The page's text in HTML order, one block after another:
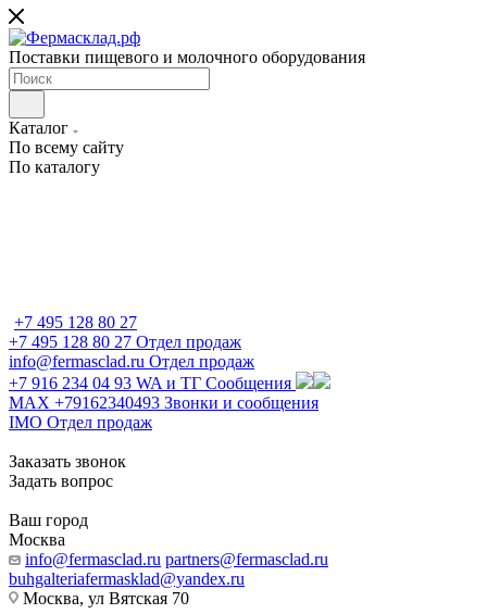
Поставки пищевого и молочного оборудования
Каталог
По всему сайту
По каталогу
+7 495 128 80 27
+7 495 128 80 27 Отдел продаж
info@fermasclad.ru Отдел продаж
+7 916 234 04 93 WA и ТГ Сообщения
MAX +79162340493 Звонки и сообщения
IMO Отдел продаж
Заказать звонок
Задать вопрос
Ваш город
Москва
info@fermasclad.ru partners@fermasclad.ru
buhgalteriafermasklad@yandex.ru
Москва, ул Вятская 70